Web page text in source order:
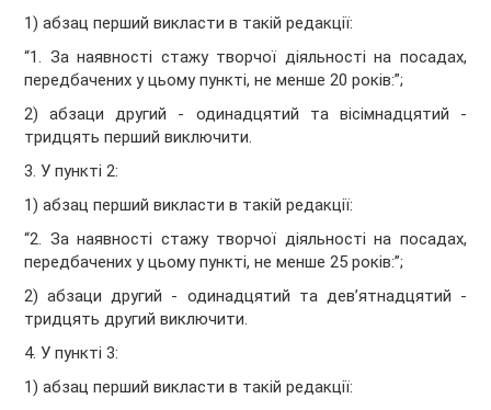
1) абзац перший викласти в такій редакції:
“1. За наявності стажу творчої діяльності на посадах,
передбачених у цьому пункті, не менше 20 років:”;
2) абзаци другий - одинадцятий та вісімнадцятий -
тридцять перший виключити.
3. У пункті 2:
1) абзац перший викласти в такій редакції:
“2. За наявності стажу творчої діяльності на посадах,
передбачених у цьому пункті, не менше 25 років:”;
2) абзаци другий - одинадцятий та дев’ятнадцятий -
тридцять другий виключити.
4. У пункті 3:
1) абзац перший викласти в такій редакції: